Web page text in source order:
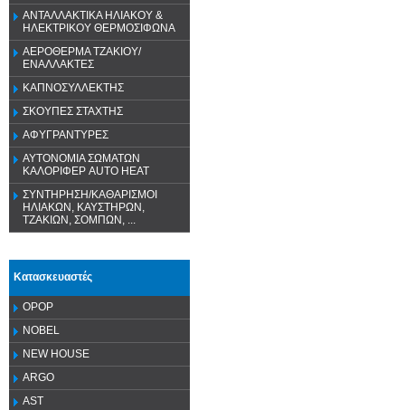
ΑΝΤΑΛΛΑΚΤΙΚΑ ΗΛΙΑΚΟΥ &
ΗΛΕΚΤΡΙΚΟΥ ΘΕΡΜΟΣΙΦΩΝΑ
ΑΕΡΟΘΕΡΜΑ ΤΖΑΚΙΟΥ/
ΕΝΑΛΛΑΚΤΕΣ
ΚΑΠΝΟΣΥΛΛΕΚΤΗΣ
ΣΚΟΥΠΕΣ ΣΤΑΧΤΗΣ
ΑΦΥΓΡΑΝΤΥΡΕΣ
ΑΥΤΟΝΟΜΙΑ ΣΩΜΑΤΩΝ
ΚΑΛΟΡΙΦΕΡ AUTO HEAT
ΣΥΝΤΗΡΗΣΗ/ΚΑΘΑΡΙΣΜΟΙ
ΗΛΙΑΚΩΝ, ΚΑΥΣΤΗΡΩΝ,
ΤΖΑΚΙΩΝ, ΣΟΜΠΩΝ, ...
Κατασκευαστές
OPOP
NOBEL
NEW HOUSE
ARGO
AST